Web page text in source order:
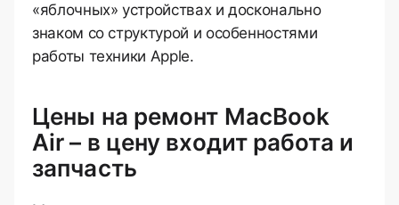
«яблочных» устройствах и досконально
знаком со структурой и особенностями
работы техники Apple.
Цены на ремонт MacBook
Air – в цену входит работа и
запчасть